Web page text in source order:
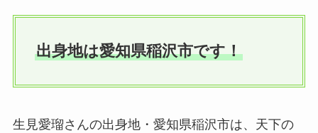
出身地は愛知県稲沢市です！
生見愛瑠さんの出身地・愛知県稲沢市は、天下の